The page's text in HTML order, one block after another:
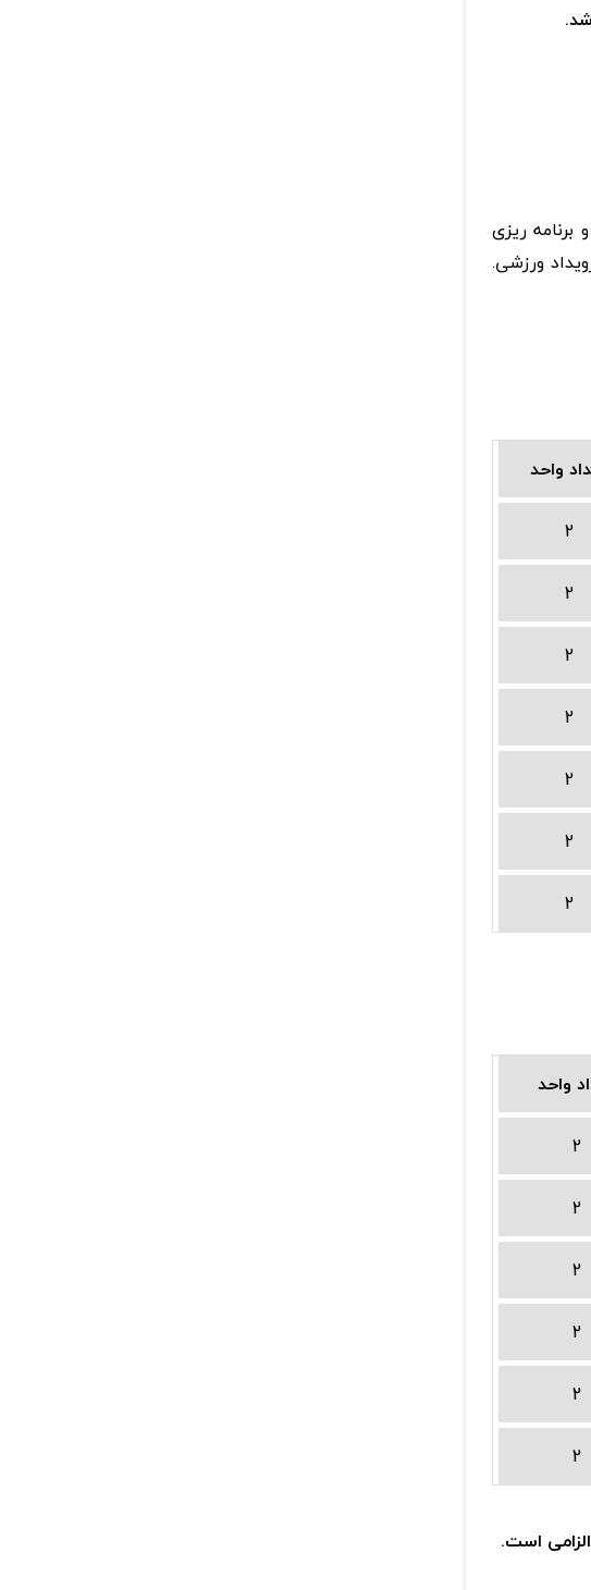
برنامه ریزی
ورزشی.
واحد
2
2
2
2
2
2
2
واحد
2
2
2
2
2
2
است.